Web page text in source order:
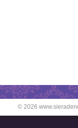
© 2026